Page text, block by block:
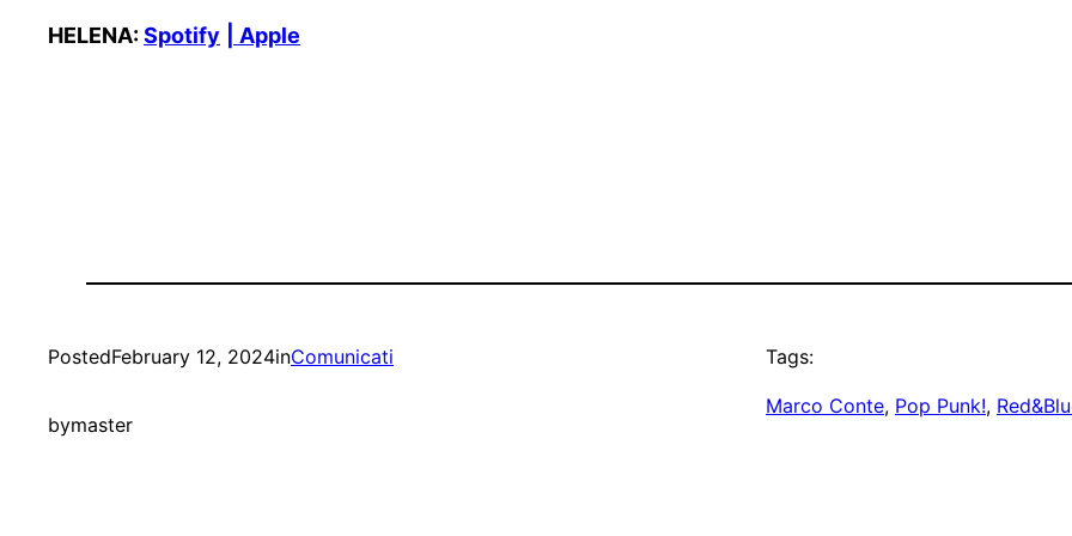
HELENA:Spotify | Apple
PostedFebruary 12, 2024inComunicati
bymaster
Tags:
Marco Conte, Pop Punk!,